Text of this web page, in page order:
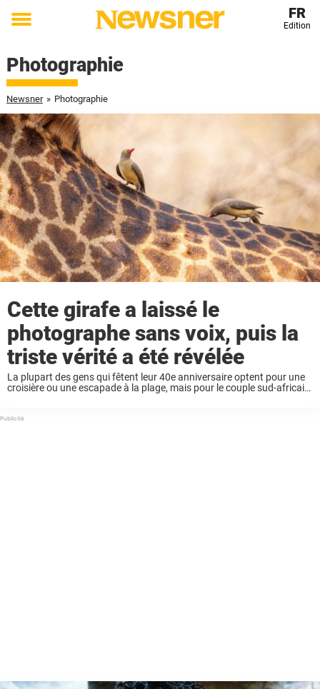
Toggle
FR
Edition
Photographie
Newsner » Photographie
Cette girafe a laissé le
photographe sans voix, puis la
triste vérité a été révélée
La plupart des gens qui fêtent leur 40e anniversaire optent pour une
croisière ou une escapade à la plage, mais pour le couple sud-africain